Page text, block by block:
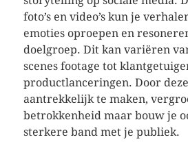
foto’s en video’s kun je
emoties oproepen en
doelgroep. Dit kan variëren
scenes footage tot
productlanceringen. Door
aantrekkelijk te maken,
betrokkenheid maar bouw je
sterkere band met je publiek.